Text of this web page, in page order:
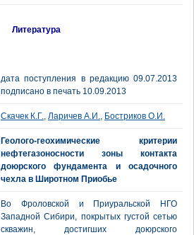
Литература
дата поступления в редакцию 09.07.2013
подписано в печать 10.09.2013
Скачек К.Г., Ларичев А.И., Бостриков О.И.
Геолого-геохимические критерии
нефтегазоносности зоны контакта
доюрского фундамента и осадочного
чехла в Широтном Приобье
Во Фроловской и Приуральской НГО
Западной Сибири, покрытых густой сетью
скважин, достигших доюрского